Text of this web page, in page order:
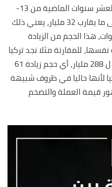
عندما ننظر لزيادة صادراتنا خلال العشر سنوات الماضية من 13-
22 نجد أنها زادت من 21 مليار إلى ما يقارب 32 مليار، يعني ذلك
هذا الحجم من الزيادة
للمقارنة مثلا نجد تركيا
في الفترة نفسها زادت من 227 ل 288 مليار، أي حجم زيادة 61
لأنها حاليا في ظروف شبيهة
قيمة العملة والتضخم